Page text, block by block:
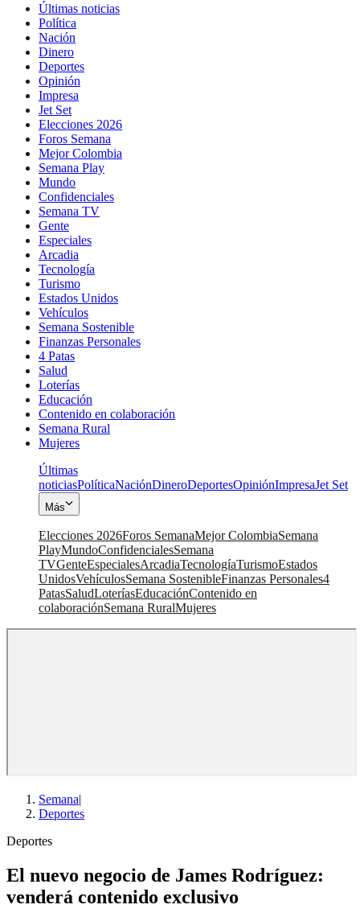
Últimas noticias
Política
Nación
Dinero
Deportes
Opinión
Impresa
Jet Set
Elecciones 2026
Foros Semana
Mejor Colombia
Semana Play
Mundo
Confidenciales
Semana TV
Gente
Especiales
Arcadia
Tecnología
Turismo
Estados Unidos
Vehículos
Semana Sostenible
Finanzas Personales
4 Patas
Salud
Loterías
Educación
Contenido en colaboración
Semana Rural
Mujeres
Últimas
noticiasPolíticaNaciónDineroDeportesOpiniónImpresaJet Set
Más
Elecciones 2026Foros SemanaMejor ColombiaSemana
PlayMundoConfidencialesSemana
TVGenteEspecialesArcadiaTecnologíaTurismoEstados
UnidosVehículosSemana SostenibleFinanzas Personales4
PatasSaludLoteríasEducaciónContenido en
colaboraciónSemana RuralMujeres
Semana|
Deportes
Deportes
El nuevo negocio de James Rodríguez:
venderá contenido exclusivo